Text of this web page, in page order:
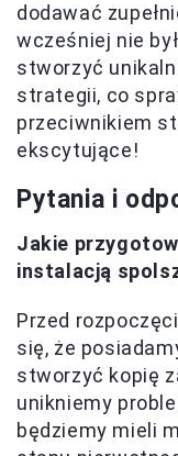
dodawać
wcześniej nie
stworzyć
strategii, co
przeciwnikiem
ekscytujące!
Pytania i
Jakie
instalacją
Przed
się, że
stworzyć kopię
unikniemy
będziemy mieli